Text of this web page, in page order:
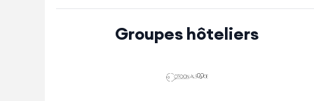
Groupes hôteliers